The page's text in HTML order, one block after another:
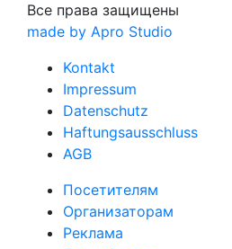
Все права защищены
made by Apro Studio
Kontakt
Impressum
Datenschutz
Haftungsausschluss
AGB
Посетителям
Организаторам
Реклама